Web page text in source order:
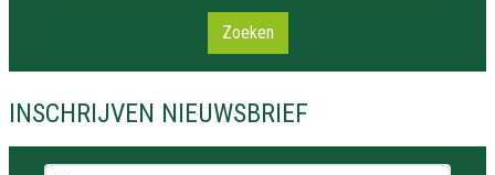
Zoeken
INSCHRIJVEN NIEUWSBRIEF